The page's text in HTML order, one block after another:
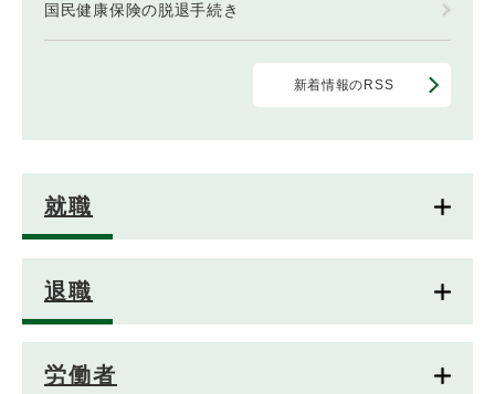
国民健康保険の脱退手続き
新着情報のRSS
就職
退職
労働者